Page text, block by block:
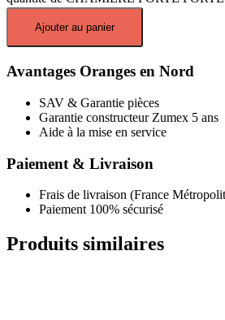
Ajouter au panier
Avantages Oranges en Nord
SAV & Garantie pièces
Garantie constructeur Zumex 5 ans
Aide à la mise en service
Paiement & Livraison
Frais de livraison (France
Paiement 100% sécurisé
Produits similaires